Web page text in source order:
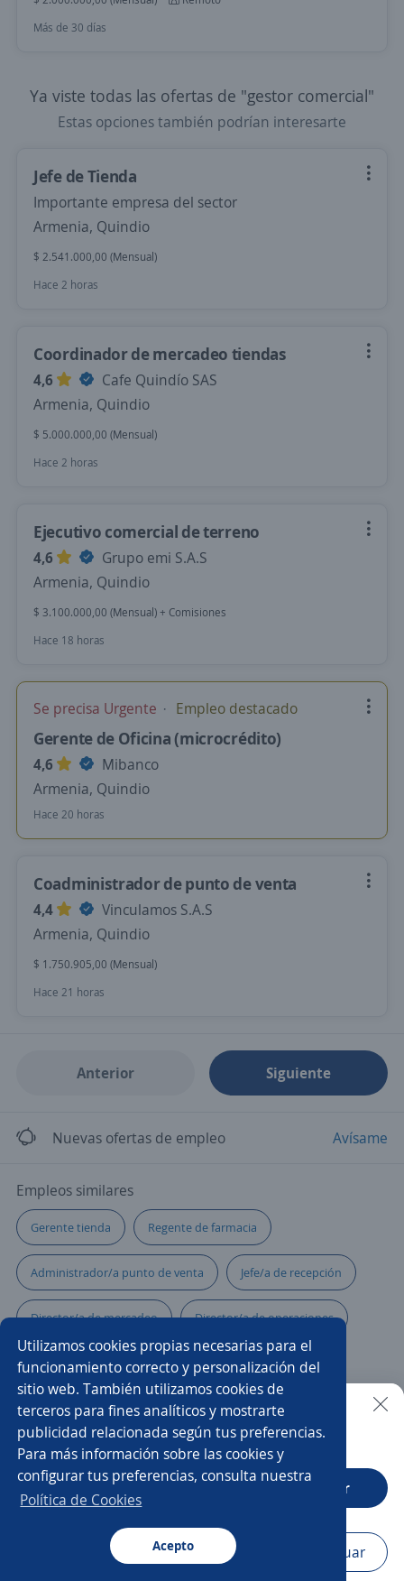
Utilizamos cookies propias necesarias para el
funcionamiento correcto y personalización del
sitio web. También utilizamos cookies de
terceros para fines analíticos y mostrarte
publicidad relacionada según tus preferencias.
Para más información sobre las cookies y
configurar tus preferencias, consulta nuestra
Política de Cookies
Acepto
Más de 30 días
Ya viste todas las ofertas de "gestor comercial"
Estas opciones también podrían interesarte
Jefe de Tienda
Importante empresa del sector
Armenia, Quindio
$ 2.541.000,00 (Mensual)
Hace 2 horas
Coordinador de mercadeo tiendas
4,6
Cafe Quindío SAS
Armenia, Quindio
$ 5.000.000,00 (Mensual)
Hace 2 horas
Ejecutivo comercial de terreno
4,6
Grupo emi S.A.S
Armenia, Quindio
$ 3.100.000,00 (Mensual) + Comisiones
Hace 18 horas
Se precisa Urgente Empleo destacado
Gerente de Oficina (microcrédito)
4,6
Mibanco
Armenia, Quindio
Hace 20 horas
Coadministrador de punto de venta
4,4
Vinculamos S.A.S
Armenia, Quindio
$ 1.750.905,00 (Mensual)
Hace 21 horas
Anterior Siguiente
Nuevas ofertas de empleo Avísame
Empleos similares
Gerente tienda Regente de farmacia
Administrador/a punto de venta Jefe/a de recepción
Director/a de mercadeo Director/a de operaciones
Ejecutivo/a telefónico Comercial tienda
Community manager Gerente
Gerente de ventas comercial Mercaderista de ruta
Gerente de proyectos
Comercial financiero
Buscar es más fácil en la app
CT App Abrir
Navegador Continuar